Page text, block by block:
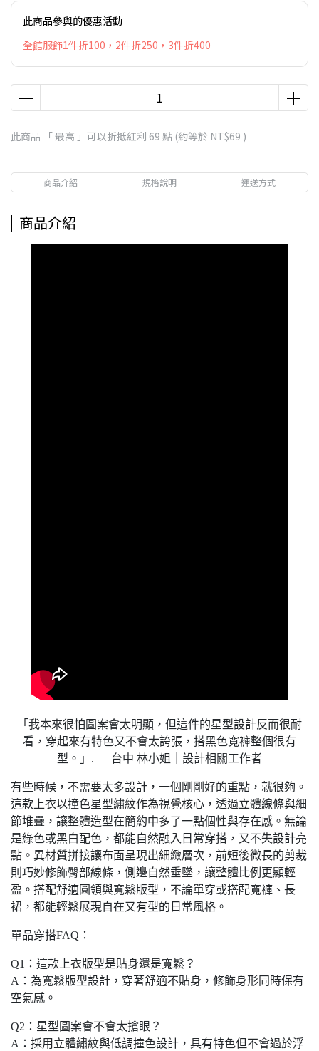
此商品參與的優惠活動
全館服飾1件折100，2件折250，3件折400
此商品 「 最高 」可以折抵紅利 69 點 (約等於 NT$69 )
商品介紹 規格說明 運送方式
商品介紹
「我本來很怕圖案會太明顯，但這件的星型設計反而很耐
看，穿起來有特色又不會太誇張，搭黑色寬褲整個很有
型。」. — 台中 林小姐｜設計相關工作者
有些時候，不需要太多設計，一個剛剛好的重點，就很夠。
這款上衣以撞色星型繡紋作為視覺核心，透過立體線條與細
節堆疊，讓整體造型在簡約中多了一點個性與存在感。無論
是綠色或黑白配色，都能自然融入日常穿搭，又不失設計亮
點。異材質拼接讓布面呈現出細緻層次，前短後微長的剪裁
則巧妙修飾臀部線條，側邊自然垂墜，讓整體比例更顯輕
盈。搭配舒適圓領與寬鬆版型，不論單穿或搭配寬褲、長
裙，都能輕鬆展現自在又有型的日常風格。
單品穿搭FAQ：
Q1：這款上衣版型是貼身還是寬鬆？
A：為寬鬆版型設計，穿著舒適不貼身，修飾身形同時保有
空氣感。
Q2：星型圖案會不會太搶眼？
A：採用立體繡紋與低調撞色設計，具有特色但不會過於浮